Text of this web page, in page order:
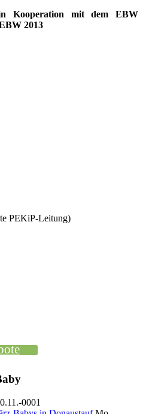
Kooperation mit dem EBW
PEKiP-Leitung)
0001